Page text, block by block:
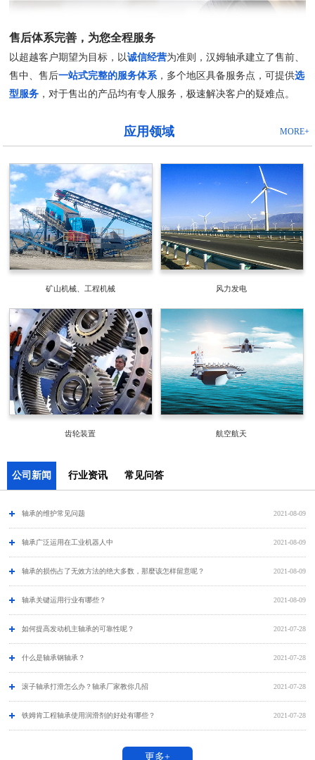
售后体系完善，为您全程服务
以超越客户期望为目标，以诚信经营为准则，汉姆轴承建立了售前、
售中、售后一站式完整的服务体系，多个地区具备服务点，可提供选
型服务 ，对于售出的产品均有专人服务，极速解决客户的疑难点。
MORE+
应用领域
矿山机械、工程机械 风力发电
齿轮装置 航空航天
公司新闻 行业资讯 常见问答
2021-08-09
轴承的维护常见问题
2021-08-09
​轴承广泛运用在工业机器人中
2021-08-09
轴承的损伤占了无效方法的绝大多数，那麼该怎样留意呢？
2021-08-09
轴承关键运用行业有哪些？
2021-07-28
如何提高发动机主轴承的可靠性呢？
2021-07-28
什么是轴承钢轴承？
2021-07-28
滚子轴承打滑怎么办？轴承厂家教你几招
2021-07-28
铁姆肯工程轴承使用润滑剂的好处有哪些？
更多+